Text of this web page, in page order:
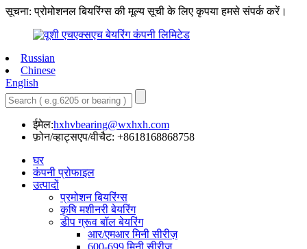
सूचना: प्रोमोशनल बियरिंग्स की मूल्य सूची के लिए कृपया हमसे संपर्क करें।
Russian
Chinese
English
ईमेल:hxhvbearing@wxhxh.com
फ़ोन/व्हाट्सएप/वीचैट: +8618168868758
घर
कंपनी प्रोफाइल
उत्पादों
प्रमोशन बियरिंग्स
कृषि मशीनरी बेयरिंग
डीप ग्रूव बॉल बेयरिंग
आर/एमआर मिनी सीरीज़
600-699 मिनी सीरीज़